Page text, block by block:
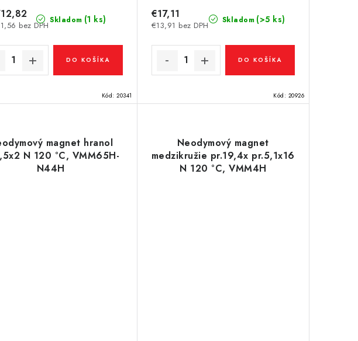
Skladom (1 ks)
bez DPH
DO KOŠÍKA
Kód: 20341
Skladom (>5 ks)
€13,91 bez DPH
€17,11
DO KOŠÍKA
Kód: 20926
magnet hranol
N 120 °C, VMM65H-
N44H
Neodymový magnet
medzikružie pr.19,4x pr.5,1x16
N 120 °C, VMM4H